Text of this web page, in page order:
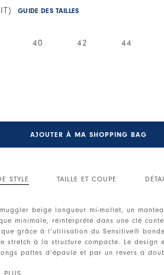
GUIDE DES TAILLES
40 42 44
AJOUTER À MA SHOPPING BAG
STYLE TAILLE ET COUPE
beige longueur mi-mollet, un
minimale, réinterprété dans une clé
grâce à l’utilisation du Sensitive®
stretch à la structure compacte. Le design
pattes d’épaule et par un revers à